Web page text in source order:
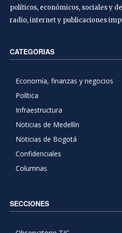
políticos, económicos, sociales y
radio, internet y publicaciones
CATEGORIAS
Economía, finanzas y negocios
Política
Infraestructura
Noticias de Medellín
Noticias de Bogotá
Confidenciales
Columnas
SECCIONES